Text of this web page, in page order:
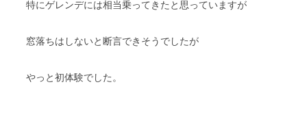
特にゲレンデには相当乗ってきたと思っていますが
窓落ちはしないと断言できそうでしたが
やっと初体験でした。